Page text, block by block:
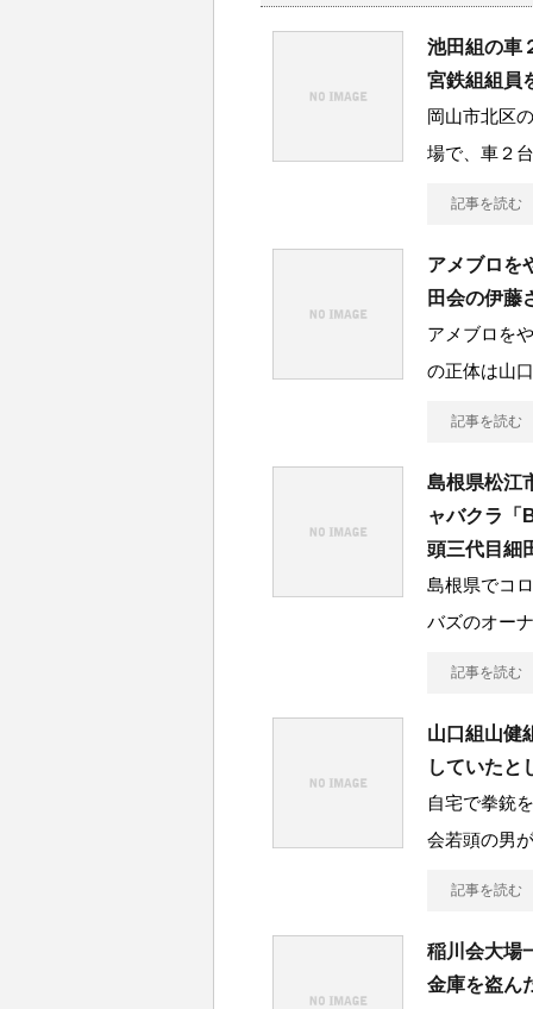
池田組の車
宮鉄組組員
岡山市北区
場で、車２
記事を読む
アメブロを
田会の伊藤
アメブロを
の正体は山
記事を読む
島根県松江
ャバクラ「
頭三代目細
島根県でコ
バズのオー
記事を読む
山口組山健
していたと
自宅で拳銃
会若頭の男
記事を読む
稲川会大場
金庫を盗ん